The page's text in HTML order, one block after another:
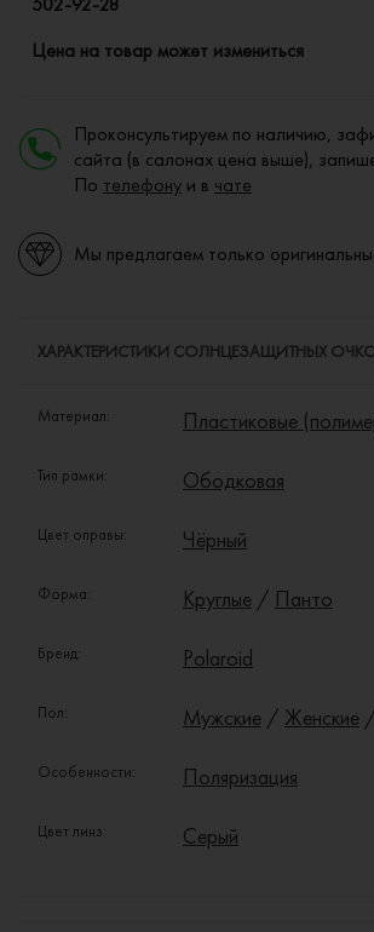
Цена на товар может измениться
Проконсультируем по наличию,
сайта (в салонах цена выше),
По телефону и в чате
Мы предлагаем только
ХАРАКТЕРИСТИКИ СОЛНЦЕЗАЩИТНЫХ
Материал: Пластиковые
Тип рамки: Ободковая
Цвет оправы: Чёрный
Форма: Круглые / Панто
Бренд: Polaroid
Пол: Мужские / Женские
Особенности: Поляризация
Цвет линз: Серый